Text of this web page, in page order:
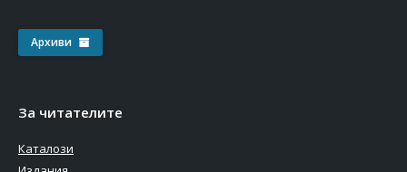
Архиви
За читателите
Каталози